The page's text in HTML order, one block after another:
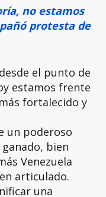
no estamos
protesta de
el punto de
estamos frente
fortalecido y
un poderoso
bien
Venezuela
articulado.
una